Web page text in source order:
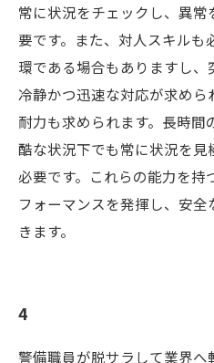
常に状況をチェックし、異
要です。また、対人スキルも
環である場合もありますし、
冷静かつ迅速な対応が求め
耐力も求められます。長時間
酷な状況下でも常に状況を
必要です。これらの能力を持
フォーマンスを発揮し、安
きます。
4
警備職員が脱サラして業界